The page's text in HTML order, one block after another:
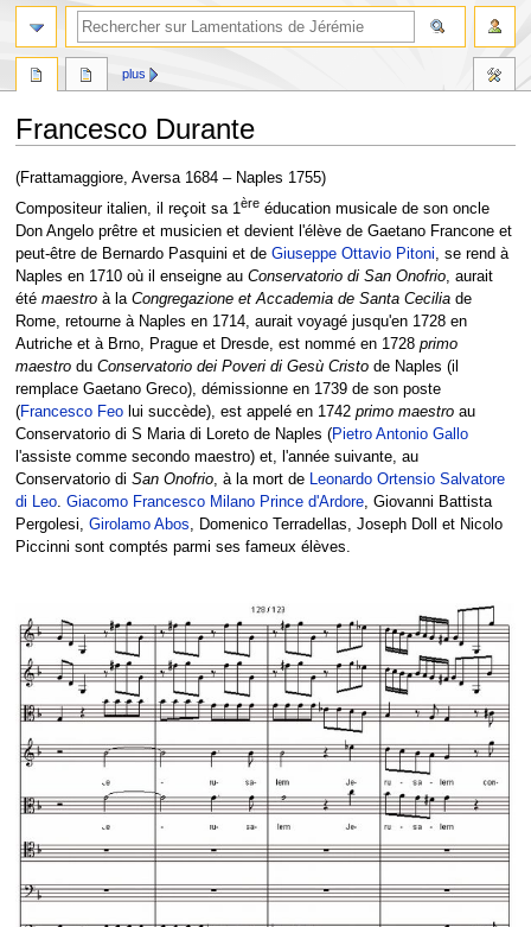
Francesco Durante
Aller
à
la
navigation
Aller
à
la
recherche
(Frattamaggiore, Aversa 1684 – Naples 1755)
Compositeur italien, il reçoit sa 1èreéducation musicale de son oncle
Don Angelo prêtre et musicien et devient l'élève de Gaetano Francone et
peut-être de Bernardo Pasquini et de Giuseppe Ottavio Pitoni, se rend à
Naples en 1710 où il enseigne au Conservatorio di San Onofrio, aurait
été maestroà la Congregazione et Accademia de Santa Ceciliade
Rome, retourne à Naples en 1714, aurait voyagé jusqu'en 1728 en
Autriche et à Brno, Prague et Dresde, est nommé en 1728 primo
maestrodu Conservatorio dei Poveri di Gesù Cristode Naples (il
remplace Gaetano Greco), démissionne en 1739 de son poste
(Francesco Feolui succède), est appelé en 1742 primo maestroau
Conservatorio di S Maria di Loreto de Naples (Pietro Antonio Gallo
l'assiste comme secondo maestro) et, l'année suivante, au
Conservatorio di San Onofrio, à la mort de Leonardo Ortensio Salvatore
di Leo. Giacomo Francesco Milano Prince d'Ardore, Giovanni Battista
Pergolesi, Girolamo Abos, Domenico Terradellas, Joseph Doll et Nicolo
Piccinni sont comptés parmi ses fameux élèves.
plus
rechercher